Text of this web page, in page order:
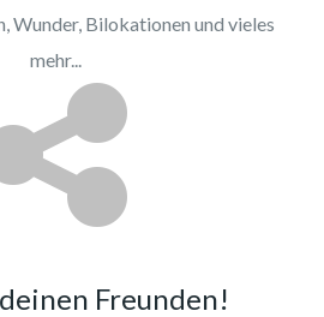
Wunder, Bilokationen und vieles
mehr...
Freunden!